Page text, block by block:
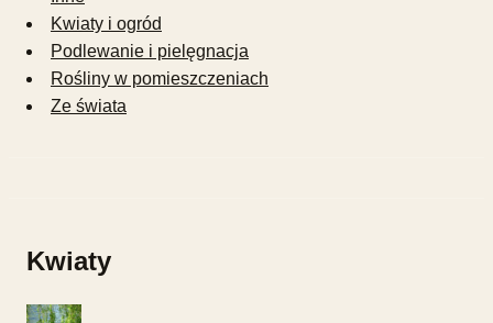
Kwiaty i ogród
Podlewanie i pielęgnacja
Rośliny w pomieszczeniach
Ze świata
Kwiaty